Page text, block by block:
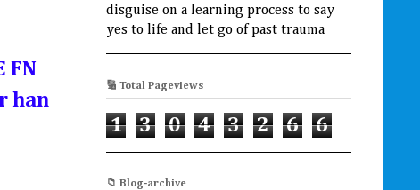
FN
han
disguise on a learning process to say
yes to life and let go of past trauma
🔢 Total Pageviews
1 3 0 4 3 2 6 6
📁 Blog-archive